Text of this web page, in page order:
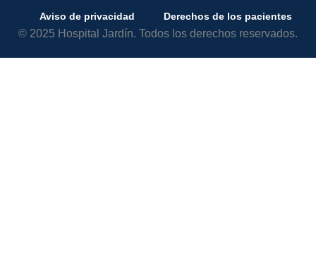
Aviso de privacidad Derechos de los pacientes
© 2025 Hospital Jardín. Todos los derechos reservados.